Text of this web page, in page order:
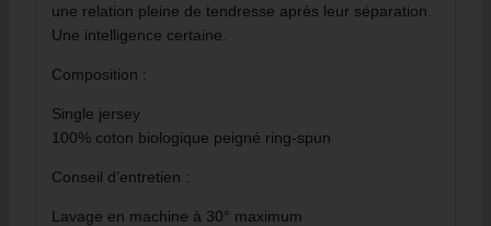
une relation pleine de tendresse après leur séparation.
Une intelligence certaine.
Composition :
Single jersey
100% coton biologique peigné ring-spun
Conseil d’entretien :
Lavage en machine à 30° maximum